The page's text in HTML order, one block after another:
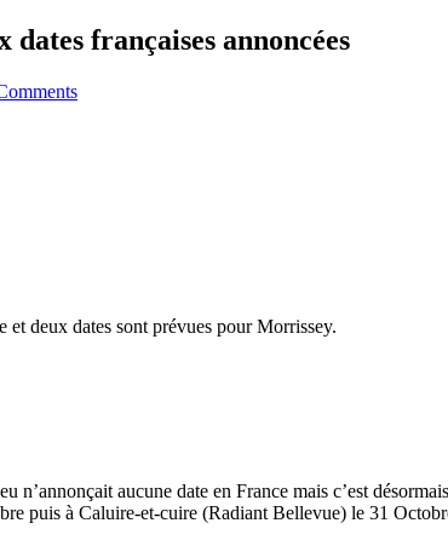
françaises annoncées
et deux dates sont prévues pour Morrissey.
n’annonçait aucune date en France mais c’est
puis à Caluire-et-cuire (Radiant Bellevue) le 31